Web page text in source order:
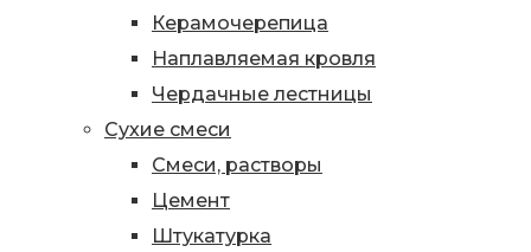
Керамочерепица
Наплавляемая кровля
Чердачные лестницы
Сухие смеси
Смеси, растворы
Цемент
Штукатурка